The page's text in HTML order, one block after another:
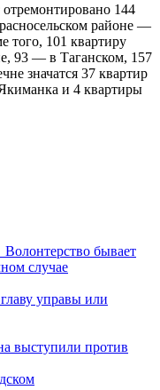
144
районе —
101 квартиру
93 — в Таганском, 157
значатся 37 квартир
и 4 квартиры
Волонтерство бывает
случае
управы или
выступили против